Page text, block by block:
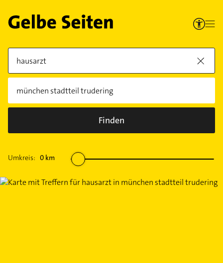
Finden
Umkreis: 0 km